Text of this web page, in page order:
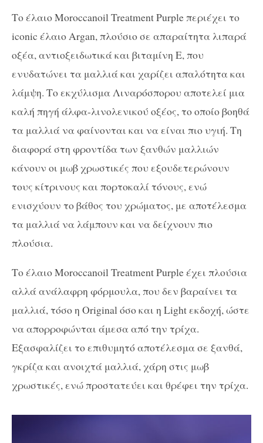
Τοέλαιο Moroccanoil Treatment Purple περιέχει το
iconic έλαιο Argan, πλούσιο σε απαραίτητα λιπαρά
οξέα, αντιοξειδωτικά και βιταμίνη Ε, που
ενυδατώνει τα μαλλιά και χαρίζει απαλότητα και
λάμψη. Το εκχύλισμα Λιναρόσπορου αποτελεί μια
καλή πηγή άλφα-λινολενικού οξέος, το οποίο βοηθά
τα μαλλιά να φαίνονται και να είναι πιο υγιή. Τη
διαφορά στη φροντίδα των ξανθών μαλλιών
κάνουν οι μωβ χρωστικές που εξουδετερώνουν
τους κίτρινους και πορτοκαλί τόνους, ενώ
ενισχύουν το βάθος του χρώματος, με αποτέλεσμα
τα μαλλιά να λάμπουν και να δείχνουν πιο
πλούσια.
Το έλαιοMoroccanoil Treatment Purple έχει πλούσια
αλλά ανάλαφρη φόρμουλα, που δεν βαραίνει τα
μαλλιά, τόσο η Original όσο και η Light εκδοχή, ώστε
να απορροφώνται άμεσα από την τρίχα.
Εξασφαλίζει το επιθυμητό αποτέλεσμα σε ξανθά,
γκρίζα και ανοιχτά μαλλιά, χάρη στις μωβ
χρωστικές, ενώ προστατεύει και θρέφει την τρίχα.